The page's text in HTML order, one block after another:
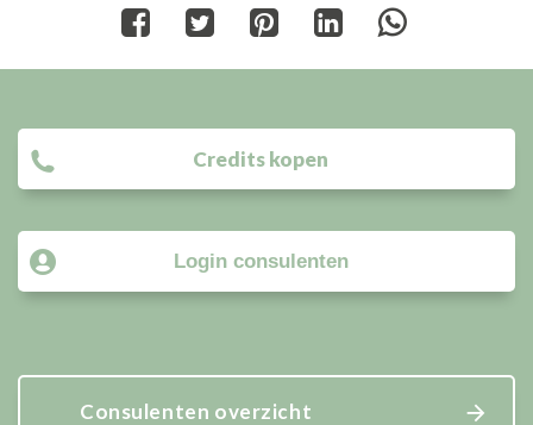
Share
Share
Share
Share
Credits kopen
Login consulenten
Consulenten overzicht